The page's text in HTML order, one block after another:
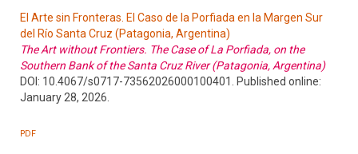
El Arte sin Fronteras. El Caso de la Porfiada en la Margen Sur
del Río Santa Cruz (Patagonia, Argentina)
The Art without Frontiers. The Case of La Porfiada, on the
Southern Bank of the Santa Cruz River (Patagonia, Argentina)
DOI: 10.4067/s0717-73562026000100401. Published online:
January 28, 2026.
PDF